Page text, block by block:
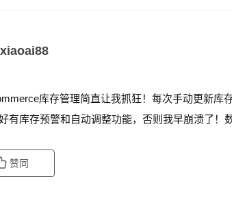
xiaoai88
库存管理简直让我抓狂！每次手动更新库
有库存预警和自动调整功能，否则我早崩溃了！
赞同